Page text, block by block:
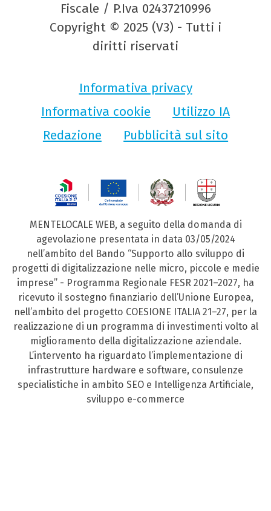
Fiscale / P.Iva 02437210996
Copyright © 2025 (V3) - Tutti i
diritti riservati
Informativa privacy
Informativa cookie
Utilizzo IA
Redazione
Pubblicità sul sito
MENTELOCALE WEB, a seguito della domanda di
agevolazione presentata in data 03/05/2024
nell’ambito del Bando “Supporto allo sviluppo di
progetti di digitalizzazione nelle micro, piccole e medie
imprese” - Programma Regionale FESR 2021–2027, ha
ricevuto il sostegno finanziario dell’Unione Europea,
nell’ambito del progetto COESIONE ITALIA 21–27, per la
realizzazione di un programma di investimenti volto al
miglioramento della digitalizzazione aziendale.
L’intervento ha riguardato l’implementazione di
infrastrutture hardware e software, consulenze
specialistiche in ambito SEO e Intelligenza Artificiale,
sviluppo e-commerce